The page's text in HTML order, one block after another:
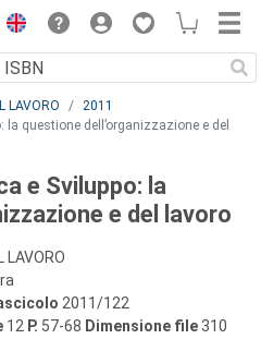
LAVORO
2011
la questione dell’organizzazione e del
e Sviluppo: la
e del lavoro
LAVORO
2011/122
12 P. 57-68 Dimensione file 310